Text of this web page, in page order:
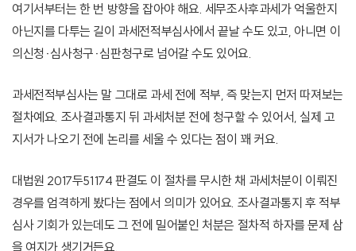
여기서부터는 한 번 방향을 잡아야 해요. 세무조사후과세가 억울한지
아닌지를 다투는 길이 과세전적부심사에서 끝날 수도 있고, 아니면 이
의신청·심사청구·심판청구로 넘어갈 수도 있어요.
과세전적부심사는 말 그대로 과세 전에 적부, 즉 맞는지 먼저 따져보는
절차예요. 조사결과통지 뒤 과세처분 전에 청구할 수 있어서, 실제 고
지서가 나오기 전에 논리를 세울 수 있다는 점이 꽤 커요.
대법원 2017두51174 판결도 이 절차를 무시한 채 과세처분이 이뤄진
경우를 엄격하게 봤다는 점에서 의미가 있어요. 조사결과통지 후 적부
심사 기회가 있는데도 그 전에 밀어붙인 처분은 절차적 하자를 문제 삼
을 여지가 생기거든요.